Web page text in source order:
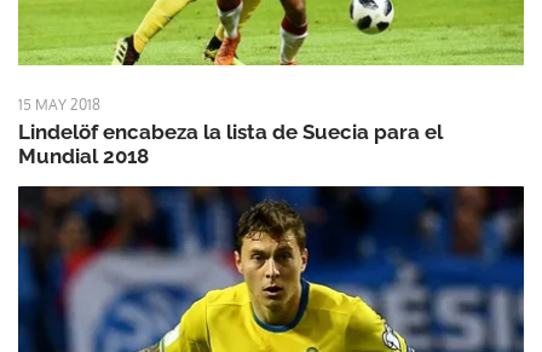
15 MAY 2018
Lindelöf encabeza la lista de Suecia para el
Mundial 2018